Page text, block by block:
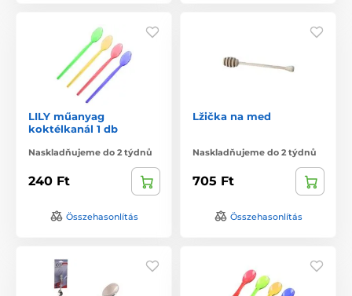
LILY műanyag
koktélkanál 1 db
Naskladňujeme do 2 týdnů
240 Ft
Összehasonlítás
Lžička na med
Naskladňujeme do 2 týdnů
705 Ft
Összehasonlítás